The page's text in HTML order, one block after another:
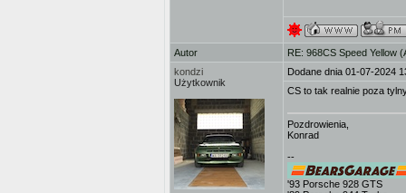
Autor
RE: 968CS Speed Yellow
kondzi
Użytkownik
Dodane dnia 01-07-2024
CS to tak realnie poza
Pozdrowienia,
Konrad
--
'93 Porsche 928 GTS